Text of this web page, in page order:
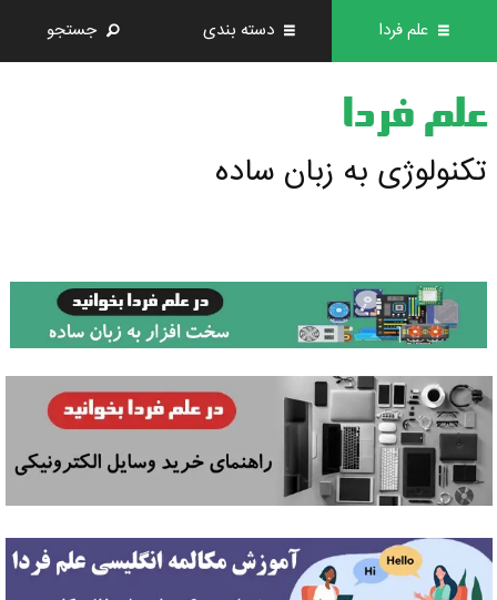
علم فردا دسته بندی جستجو
علم فردا
تکنولوژی به زبان ساده